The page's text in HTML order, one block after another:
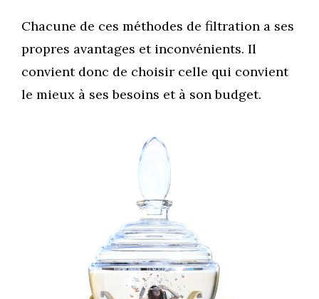
Chacune de ces méthodes de filtration a ses
propres avantages et inconvénients. Il
convient donc de choisir celle qui convient
le mieux à ses besoins et à son budget.